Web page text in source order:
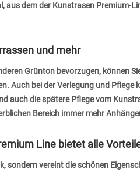
dem der Kunstrasen Premium-
und mehr
Grünton bevorzugen, können
Auch bei der Verlegung und Pflege
auch die spätere Pflege vom
Bereich immer mehr
Line bietet alle
vereint die schönen